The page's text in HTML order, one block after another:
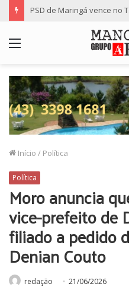
Início / Política
Política
Moro anuncia
vice-prefeito de
filiado a pedido
Denian Couto
redação 21/06/2026